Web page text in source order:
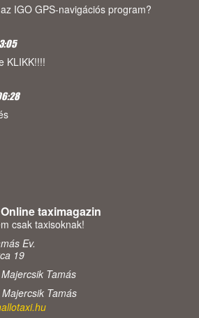
IGO GPS-navigációs program?
KLIKK!!!!
taximagazin
csak taxisoknak!
Ev.
19
Tamás
Tamás